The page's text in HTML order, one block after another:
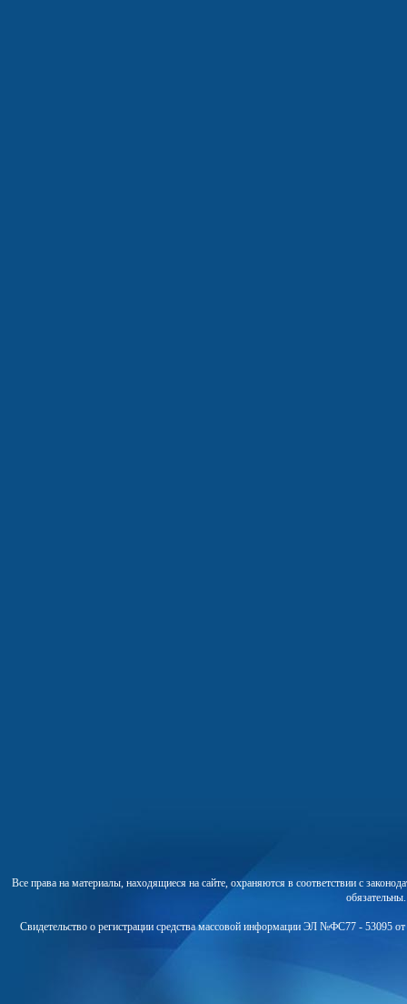
Все права на материалы, находящиеся на сайте, охраняются в соответствии с
Свидетельство о регистрации средства массовой информации ЭЛ №ФС77 - 53095